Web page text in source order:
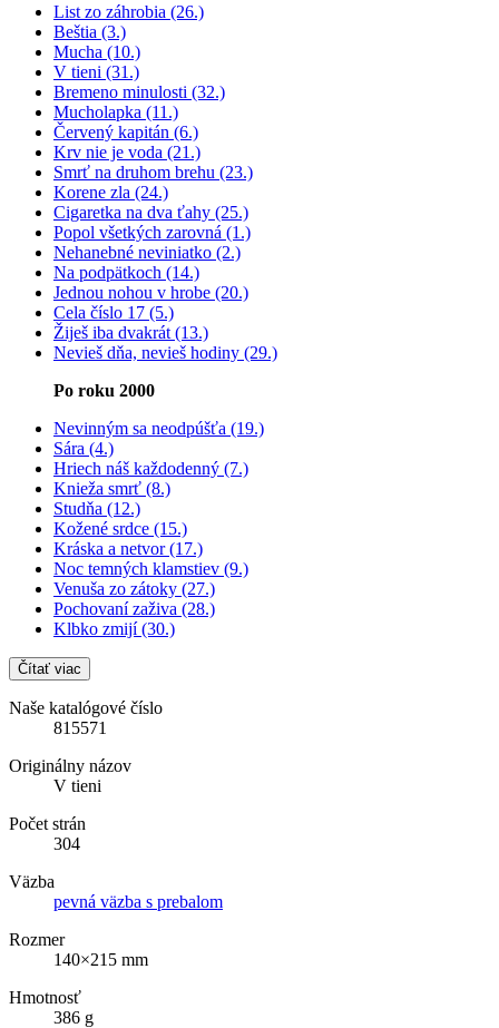
List zo záhrobia (26.)
Beštia (3.)
Mucha (10.)
V tieni (31.)
Bremeno minulosti (32.)
Mucholapka (11.)
Červený kapitán (6.)
Krv nie je voda (21.)
Smrť na druhom brehu (23.)
Korene zla (24.)
Cigaretka na dva ťahy (25.)
Popol všetkých zarovná (1.)
Nehanebné neviniatko (2.)
Na podpätkoch (14.)
Jednou nohou v hrobe (20.)
Cela číslo 17 (5.)
Žiješ iba dvakrát (13.)
Nevieš dňa, nevieš hodiny (29.)
Po roku 2000
Nevinným sa neodpúšťa (19.)
Sára (4.)
Hriech náš každodenný (7.)
Knieža smrť (8.)
Studňa (12.)
Kožené srdce (15.)
Kráska a netvor (17.)
Noc temných klamstiev (9.)
Venuša zo zátoky (27.)
Pochovaní zaživa (28.)
Klbko zmijí (30.)
Čítať viac
Naše katalógové číslo
815571
Originálny názov
V tieni
Počet strán
304
Väzba
pevná väzba s prebalom
Rozmer
140×215 mm
Hmotnosť
386 g